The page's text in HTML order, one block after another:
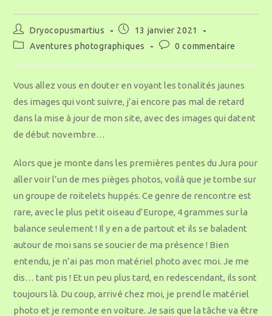
Dryocopusmartius
13 janvier 2021
Aventures photographiques
0 commentaire
Vous allez vous en douter en voyant les tonalités jaunes
des images qui vont suivre, j’ai encore pas mal de retard
dans la mise à jour de mon site, avec des images qui datent
de début novembre…
Alors que je monte dans les premières pentes du Jura pour
aller voir l’un de mes pièges photos, voilà que je tombe sur
un groupe de roitelets huppés. Ce genre de rencontre est
rare, avec le plus petit oiseau d’Europe, 4 grammes sur la
balance seulement ! Il y en a de partout et ils se baladent
autour de moi sans se soucier de ma présence ! Bien
entendu, je n’ai pas mon matériel photo avec moi. Je me
dis… tant pis ! Et un peu plus tard, en redescendant, ils sont
toujours là. Du coup, arrivé chez moi, je prend le matériel
photo et je remonte en voiture. Je sais que la tâche va être